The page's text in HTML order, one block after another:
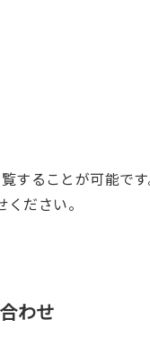
することが可能で
ださい。
わせ